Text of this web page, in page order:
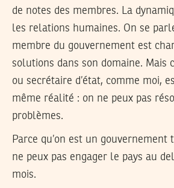
de notes des membres. La
les relations humaines. On se
membre du gouvernement est
solutions dans son domaine. Mais
ou secrétaire d’état, comme moi,
même réalité : on ne peux pas
problèmes.
Parce qu’on est un gouvernement
ne peux pas engager le pays au
mois.